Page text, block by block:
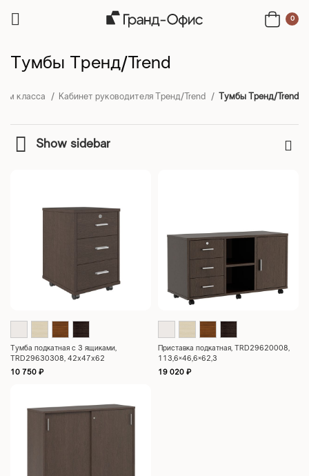
0
Тумбы Тренд/Trend
класса Кабинет руководителя Тренд/Trend Тумбы Тренд/Trend
Show sidebar
Тумба подкатная с 3 ящиками,
TRD29630308, 42x47x62
10 750 ₽
Приставка подкатная, TRD29620008,
113,6×46,6×62,3
19 020 ₽